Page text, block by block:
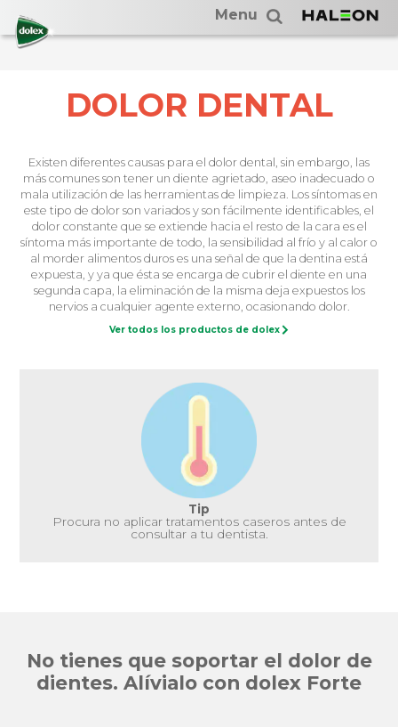
Menu
DOLOR DENTAL
Existen diferentes causas para el dolor dental, sin embargo, las
más comunes son tener un diente agrietado, aseo inadecuado o
mala utilización de las herramientas de limpieza. Los síntomas en
este tipo de dolor son variados y son fácilmente identificables, el
dolor constante que se extiende hacia el resto de la cara es el
síntoma más importante de todo, la sensibilidad al frío y al calor o
al morder alimentos duros es una señal de que la dentina está
expuesta, y ya que ésta se encarga de cubrir el diente en una
segunda capa, la eliminación de la misma deja expuestos los
nervios a cualquier agente externo, ocasionando dolor.
Ver todos los productos de dolex
Tip
Procura no aplicar tratamentos caseros antes de
consultar a tu dentista.
No tienes que soportar el dolor de
dientes. Alívialo con dolex Forte